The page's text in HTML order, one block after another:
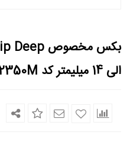
الی 14 میلیمتر کد 2350M کوکن Koken ژاپن